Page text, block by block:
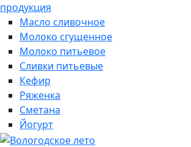
продукция
Масло сливочное
Молоко сгущенное
Молоко питьевое
Сливки питьевые
Кефир
Ряженка
Сметана
Йогурт